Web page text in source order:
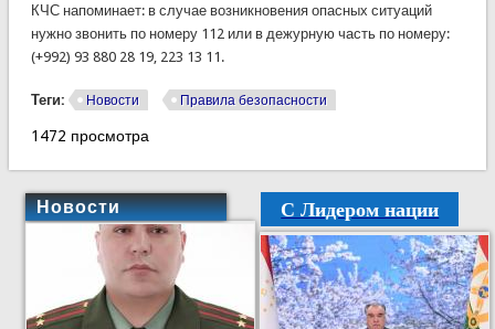
КЧС напоминает: в случае возникновения опасных ситуаций
нужно звонить по номеру 112 или в дежурную часть по номеру:
(+992) 93 880 28 19, 223 13 11.
Теги: Новости Правила безопасности
1472 просмотра
Новости С Лидером нации